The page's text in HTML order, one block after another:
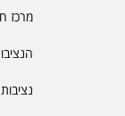
מרכז